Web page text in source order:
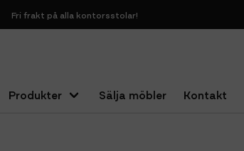
Fri frakt på alla kontorsstolar!
Produkter Sälja möbler Kontakt
Hem Kontorstillbehör Eluttag för skrivbord